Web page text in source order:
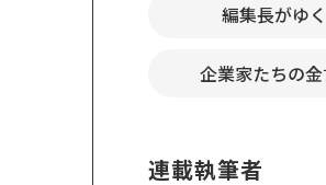
編集長がゆく
企業家たちの
連載執筆者